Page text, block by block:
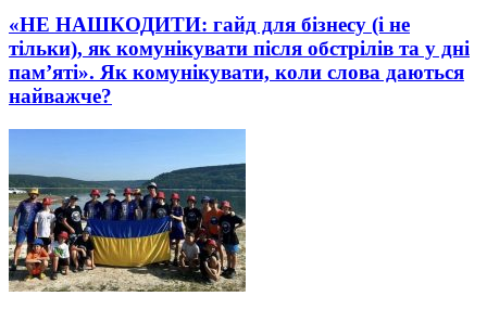
«НЕ НАШКОДИТИ: гайд для бізнесу (і не
тільки), як комунікувати після обстрілів та у дні
пам’яті». Як комунікувати, коли слова даються
найважче?